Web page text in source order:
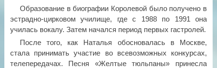
Образование в биографии Королевой было получено в
эстрадно-цирковом училище, где с 1988 по 1991 она
училась вокалу. Затем начался период первых гастролей.
После того, как Наталья обосновалась в Москве,
стала принимать участие во всевозможных конкурсах,
телепередачах. Песня «Желтые тюльпаны» принесла